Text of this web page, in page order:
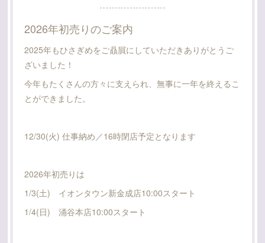
2026年初売りのご案内
2025年もひさぎめをご贔屓にしていただきありがとうご
ざいました！
今年もたくさんの方々に支えられ、無事に一年を終えるこ
とができました。
12/30(火) 仕事納め／16時閉店予定となります
2026年初売りは
1/3(土) イオンタウン新金成店10:00スタート
1/4(日) 涌谷本店10:00スタート